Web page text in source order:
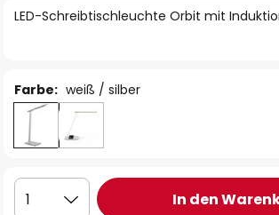
springen
LED-Schreibtischleuchte Orbit mit
Farbe: weiß / silber
1 In den